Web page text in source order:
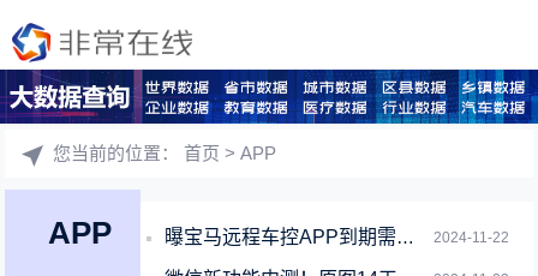
您当前的位置：首页 > APP
APP 2024-11-22
曝宝马远程车控APP到期需付费：1年298、不开直接锁四项功能